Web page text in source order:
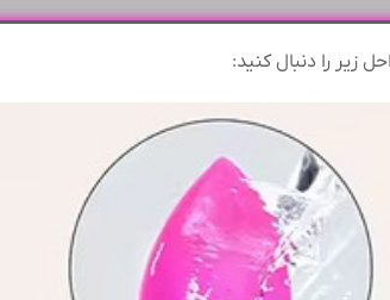
زیر را دنبال کنید: